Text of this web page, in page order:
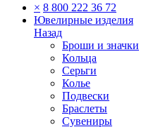
× 8 800 222 36 72
Ювелирные изделия
Назад
Броши и значки
Кольца
Серьги
Колье
Подвески
Браслеты
Сувениры